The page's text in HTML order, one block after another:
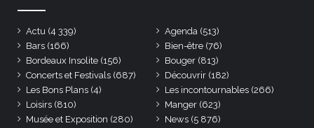
Actu (4 339) Agenda (513)
Bars (166) Bien-être (76)
Bordeaux Insolite (156) Bouger (813)
Concerts et Festivals (687) Découvrir (182)
Les Bons Plans (4) Les incontournables (266)
Loisirs (810) Manger (623)
Musée et Exposition (280) News (5 876)